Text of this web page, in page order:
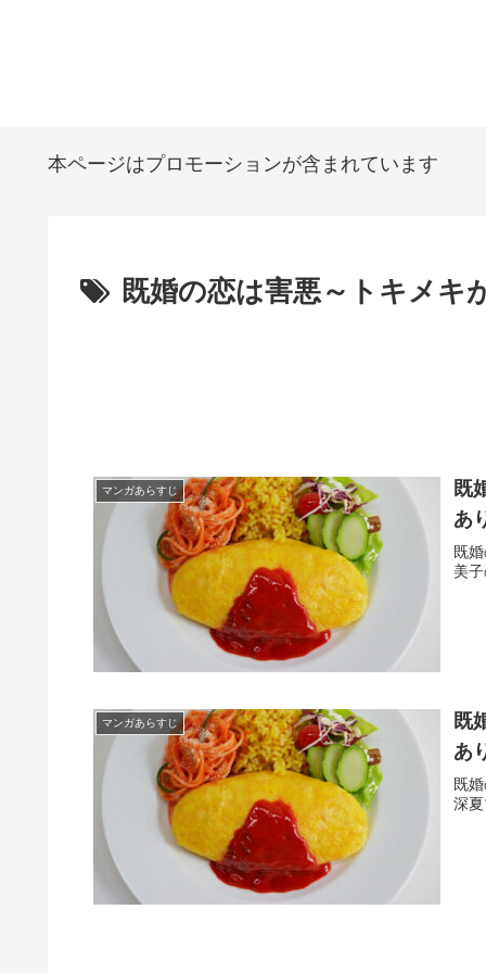
本ページはプロモーションが含まれています
既婚の恋は害悪～トキメキ
マンガあらすじ
既
あ
既
美
マンガあらすじ
既
あ
既
深